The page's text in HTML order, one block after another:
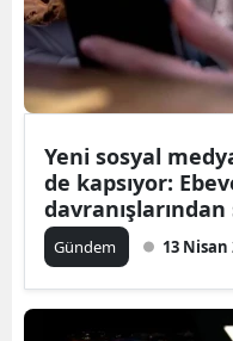
Yeni sosyal
de kapsıyor:
Gündem 13 Nisan